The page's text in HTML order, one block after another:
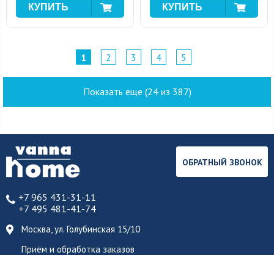
1 2 3 4 5
Показать еще (24 из 387)
+7 965 431-31-11
+7 495 481-41-74
Москва, ул. Голубинская 15/10
Приём и обработка заказов
ОБРАТНЫЙ ЗВОНОК